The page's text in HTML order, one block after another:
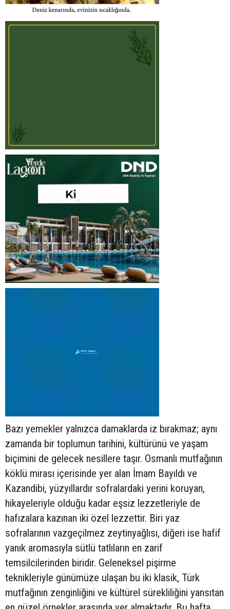
Bazı yemekler yalnızca damaklarda iz bırakmaz; aynı
zamanda bir toplumun tarihini, kültürünü ve yaşam
biçimini de gelecek nesillere taşır. Osmanlı mutfağının
köklü mirası içerisinde yer alan İmam Bayıldı ve
Kazandibi, yüzyıllardır sofralardaki yerini koruyan,
hikayeleriyle olduğu kadar eşsiz lezzetleriyle de
hafızalara kazınan iki özel lezzettir. Biri yaz
sofralarının vazgeçilmez zeytinyağlısı, diğeri ise hafif
yanık aromasıyla sütlü tatlıların en zarif
temsilcilerinden biridir. Geleneksel pişirme
teknikleriyle günümüze ulaşan bu iki klasik, Türk
mutfağının zenginliğini ve kültürel sürekliliğini yansıtan